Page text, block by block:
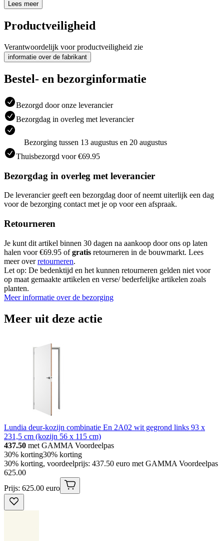
Lees meer
Productveiligheid
Verantwoordelijk voor productveiligheid zie
informatie over de fabrikant
Bestel- en bezorginformatie
Bezorgd door onze leverancier
Bezorgdag in overleg met leverancier
Bezorging tussen 13 augustus en 20 augustus
Thuisbezorgd voor €69.95
Bezorgdag in overleg met leverancier
De leverancier geeft een bezorgdag door of neemt uiterlijk een dag
voor de bezorging contact met je op voor een afspraak.
Retourneren
Je kunt dit artikel binnen 30 dagen na aankoop door ons op laten
halen voor €69.95 ofgratis retourneren in de bouwmarkt. Lees
meer overretourneren.
Let op: De bedenktijd en het kunnen retourneren gelden niet voor
op maat gemaakte artikelen en verse/ bederfelijke artikelen zoals
planten.
Meer informatie over de bezorging
Meer uit deze actie
Lundia deur-kozijn combinatie En 2A02 wit gegrond links 93 x
231,5 cm (kozijn 56 x 115 cm)
437.50 met GAMMA Voordeelpas
30% korting30% korting
30% korting, voordeelprijs: 437.50 euro met GAMMA Voordeelpas
625.00
Prijs: 625.00 euro